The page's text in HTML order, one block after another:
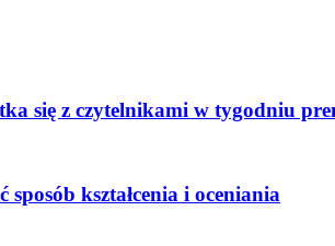
się z czytelnikami w tygodniu
sposób kształcenia i oceniania